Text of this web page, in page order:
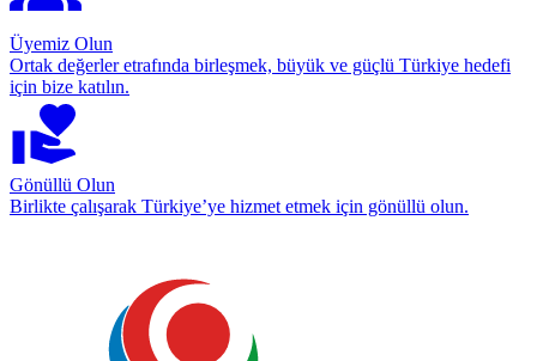
Üyemiz Olun
Ortak değerler etrafında birleşmek, büyük ve güçlü Türkiye hedefi
için bize katılın.
Gönüllü Olun
Birlikte çalışarak Türkiye’ye hizmet etmek için gönüllü olun.